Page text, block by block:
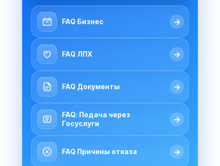
FAQ Бизнес →
FAQ ЛПХ →
FAQ Документы →
FAQ: Подача через
Госуслуги
→
FAQ Причины отказа →